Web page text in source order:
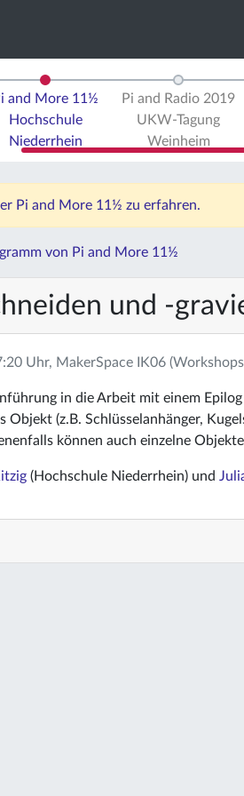
and More 11½
Hochschule
Niederrhein
Pi and Radio 2019
UKW-Tagung
Weinheim
Pi and More 11½ zu erfahren.
von Pi and More 11½
und -
Uhr, MakerSpace IK06
in die Arbeit mit einem
Objekt (z.B. Schlüsselanhänger,
können auch einzelne
(Hochschule Niederrhein) und